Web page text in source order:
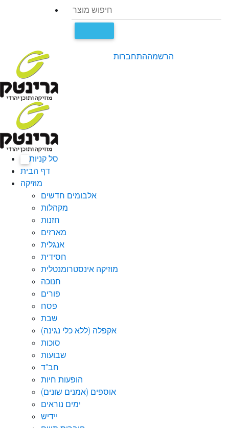
התחברותהרשמה
סל קניות
דף הבית
מוזיקה
אלבומים חדשים
מקהלות
חזנות
מארזים
אנגלית
חסידית
מוזיקה אינסטרומנטלית
חנוכה
פורים
פסח
שבת
אקפלה (ללא כלי נגינה)
סוכות
שבועות
חב"ד
הופעות חיות
אוספים (אמנים שונים)
ימים נוראים
יידיש